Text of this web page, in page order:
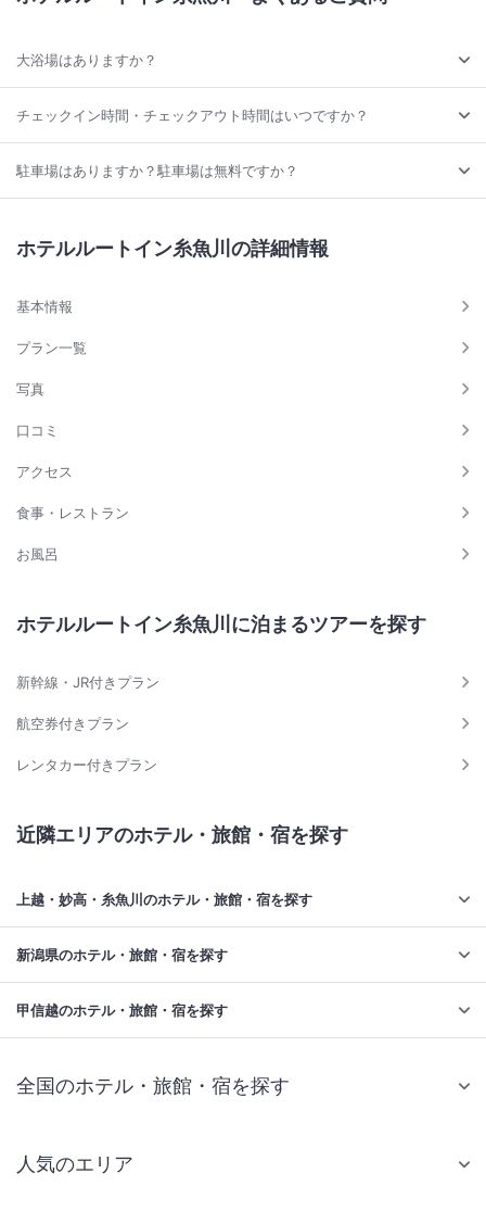
大浴場はありますか？
チェックイン時間・チェックアウト時間はいつですか？
駐車場はありますか？駐車場は無料ですか？
ホテルルートイン糸魚川の詳細情報
基本情報
プラン一覧
写真
口コミ
アクセス
食事・レストラン
お風呂
ホテルルートイン糸魚川に泊まるツアーを探す
新幹線・JR付きプラン
航空券付きプラン
レンタカー付きプラン
近隣エリアのホテル・旅館・宿を探す
上越・妙高・糸魚川のホテル・旅館・宿を探す
新潟県のホテル・旅館・宿を探す
甲信越のホテル・旅館・宿を探す
全国のホテル・旅館・宿を探す
人気のエリア